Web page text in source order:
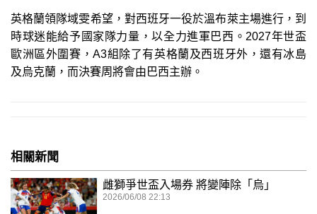
英格蘭領隊域雯希望，對西班牙一役於溫布萊主場進行，到
時球迷能給予國家隊力量，以全力進軍巴西。2027年世盃
歐洲區外圍賽，A3組除了有英格蘭及西班牙外，還有冰島
及烏克蘭，而決賽周將會由巴西主辦。
相關新聞
雌獅爭世盃入場券 將變陣除「烏」
2026/06/08 22:13